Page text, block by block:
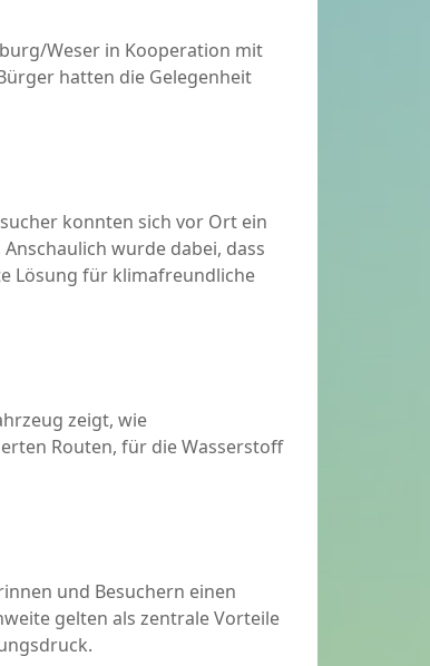
Weser in Kooperation mit
hatten die Gelegenheit
konnten sich vor Ort ein
wurde dabei, dass
Lösung für klimafreundliche
zeigt, wie
Routen, für die Wasserstoff
und Besuchern einen
gelten als zentrale Vorteile